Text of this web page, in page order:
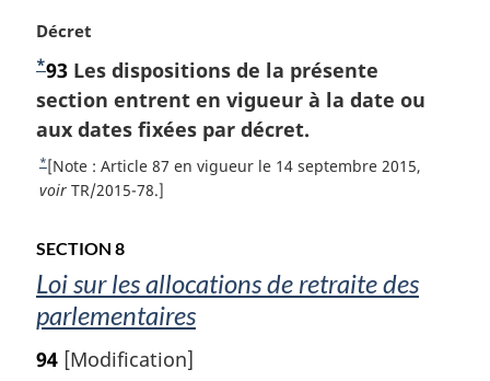
a
o
t
e
e
b
s
e
p
g
N
o
t
e
m
r
g
n
a
l
e
Décret
N
o
t
e
d
b
a
s
d
e
*93 Les dispositions de la présente
section entrent en vigueur à la date ou
aux dates fixées par décret.
R
e
o
r
à
l
a
*[Note : Article 87 en vigueur le 14 septembre 2015,
voirTR/2015-78.]
SECTION 8
Loi sur les allocations de retraite des
parlementaires
94 [Modification]